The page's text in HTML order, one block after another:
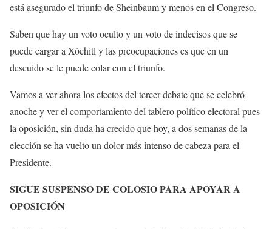
está asegurado el triunfo de Sheinbaum y menos en el Congreso.
Saben que hay un voto oculto y un voto de indecisos que se
puede cargar a Xóchitl y las preocupaciones es que en un
descuido se le puede colar con el triunfo.
Vamos a ver ahora los efectos del tercer debate que se celebró
anoche y ver el comportamiento del tablero político electoral pues
la oposición, sin duda ha crecido que hoy, a dos semanas de la
elección se ha vuelto un dolor más intenso de cabeza para el
Presidente.
SIGUE SUSPENSO DE COLOSIO PARA APOYAR A
OPOSICIÓN